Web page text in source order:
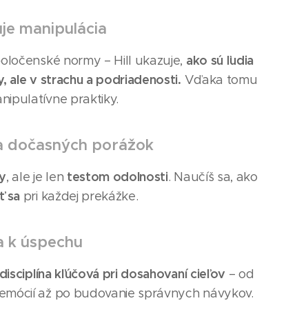
manipulácia
normy – Hill ukazuje, ako sú ľudia
ale v strachu a podriadenosti. Vďaka tomu
praktiky.
dočasných porážok
, ale je len testom odolnosti. Naučíš sa, ako
sa pri každej prekážke.
k úspechu
kľúčová pri dosahovaní cieľov – od
až po budovanie správnych návykov.